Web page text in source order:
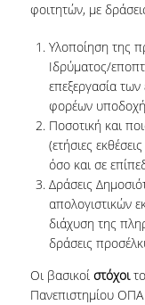
φοιτητών, με
Υλοποίηση της
Ιδρύματος/
επεξεργασία
φορέων
Ποσοτική και
(ετήσιες
όσο και σε
Δράσεις
απολογιστικών
διάχυση της
δράσεις
Οι βασικοί στόχοι
Πανεπιστημίου ΟΠΑ